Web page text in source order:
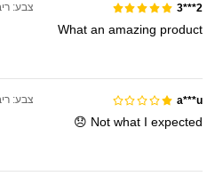
2***3 צבע: ריבוי
What an amazing product
a***u צבע: ריבוי
Not what I expected
😞